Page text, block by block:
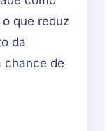
que reduz
da
chance de